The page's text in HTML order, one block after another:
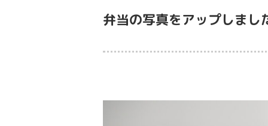
弁当の写真をアップしまし